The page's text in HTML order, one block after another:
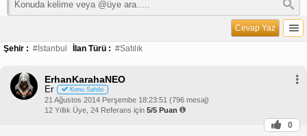
Cevap Yaz
Şehir : #İstanbul İlan Türü : #Satılık
ErhanKarahaNEO
Er Konu Sahibi
21 Ağustos 2014 Perşembe 18:23:51 (796 mesaj)
12 Yıllık Üye, 24 Referans için 5/5 Puan
0